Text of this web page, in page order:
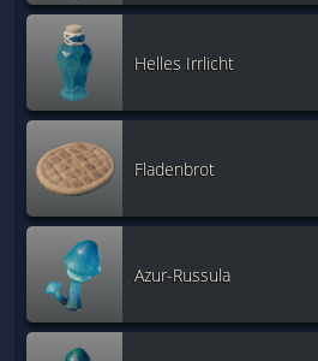
Helles Irrlicht
Fladenbrot
Azur-Russula